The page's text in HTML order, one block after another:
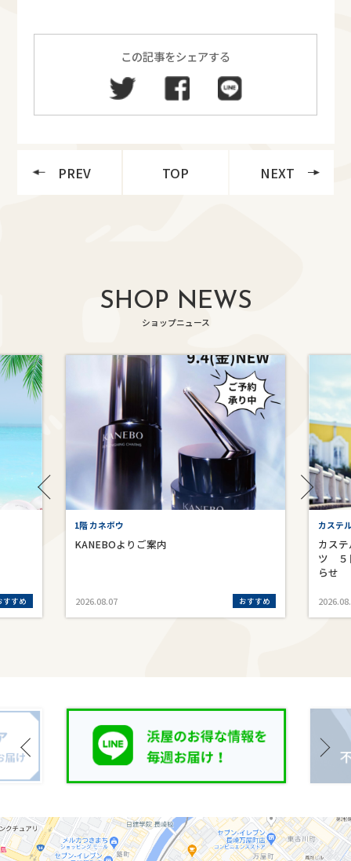
この記事をシェアする
PREV TOP NEXT
SHOP NEWS
ショップニュース
すすめ
1階 カネボウ
KANEBOよりご案内
2026.08.07 おすすめ
カステ
カス
ツ ５
らせ